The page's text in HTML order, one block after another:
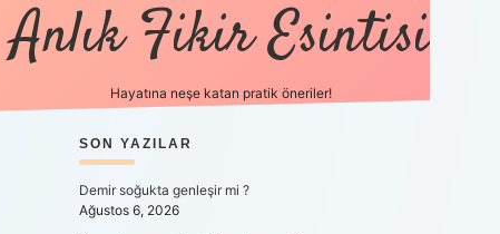
Anlık Fikir Esintisi
Hayatına neşe katan pratik öneriler!
SIDEBAR
SON YAZILAR
Demir soğukta genleşir mi ?
Ağustos 6, 2026